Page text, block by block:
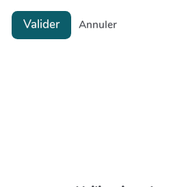
Valider Annuler